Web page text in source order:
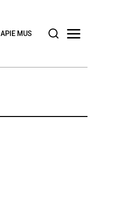
APIE MUS